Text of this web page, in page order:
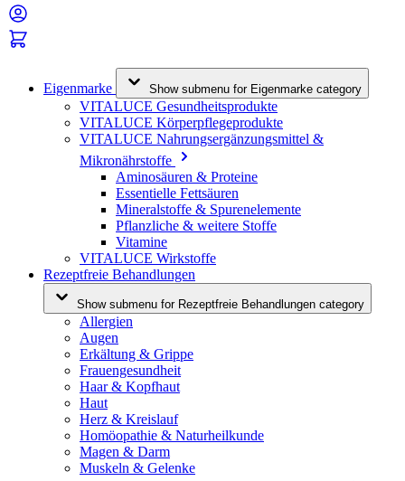
Eigenmarke Show submenu for Eigenmarke category
VITALUCE Gesundheitsprodukte
VITALUCE Körperpflegeprodukte
VITALUCE Nahrungsergänzungsmittel &
Mikronährstoffe
Aminosäuren & Proteine
Essentielle Fettsäuren
Mineralstoffe & Spurenelemente
Pflanzliche & weitere Stoffe
Vitamine
VITALUCE Wirkstoffe
Rezeptfreie Behandlungen
Show submenu for Rezeptfreie Behandlungen category
Allergien
Augen
Erkältung & Grippe
Frauengesundheit
Haar & Kopfhaut
Haut
Herz & Kreislauf
Homöopathie & Naturheilkunde
Magen & Darm
Muskeln & Gelenke